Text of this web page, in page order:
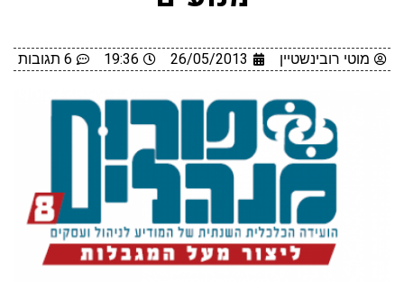
מוטי רובינשטיין 26/05/2013
19:36 6 תגובות